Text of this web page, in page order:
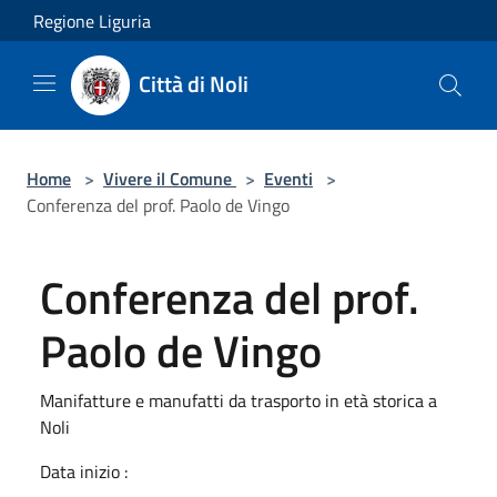
Salta al contenuto principale
Regione Liguria
Città di Noli
Home > Vivere il Comune > Eventi >
Conferenza del prof. Paolo de Vingo
Conferenza del prof.
Paolo de Vingo
Manifatture e manufatti da trasporto in età storica a
Noli
Data inizio :